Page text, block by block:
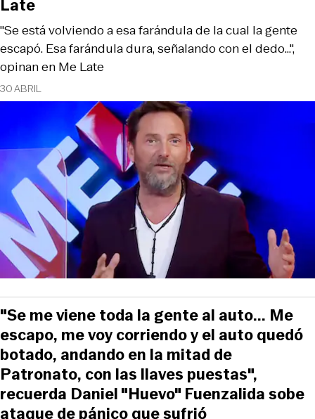
30 ABRIL
"Se está volviendo a esa farándula de la cual la gente
escapó. Esa farándula dura, señalando con el dedo...",
opinan en Me Late
Late
"Se me viene toda la gente al auto... Me
escapo, me voy corriendo y el auto quedó
botado, andando en la mitad de
Patronato, con las llaves puestas",
recuerda Daniel "Huevo" Fuenzalida sobe
ataque de pánico que sufrió